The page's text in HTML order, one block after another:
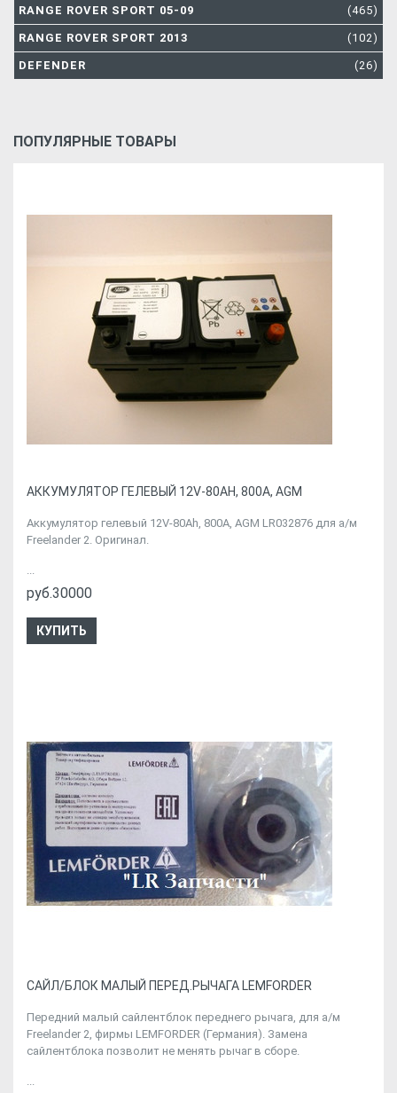
RANGE ROVER SPORT 05-09 (465)
RANGE ROVER SPORT 2013 (102)
DEFENDER (26)
ПОПУЛЯРНЫЕ ТОВАРЫ
АККУМУЛЯТОР ГЕЛЕВЫЙ 12V-80AH, 800A, AGM
Аккумулятор гелевый 12V-80Ah, 800A, AGM LR032876 для а/м
Freelander 2. Оригинал.
...
руб.30000
КУПИТЬ
CАЙЛ/БЛОК МАЛЫЙ ПЕРЕД.РЫЧАГА LEMFORDER
Передний малый сайлентблок переднего рычага, для а/м
Freelander 2, фирмы LEMFORDER (Германия). Замена
сайлентблока позволит не менять рычаг в сборе.
...